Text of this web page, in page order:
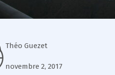
Théo Guezet
novembre 2, 2017